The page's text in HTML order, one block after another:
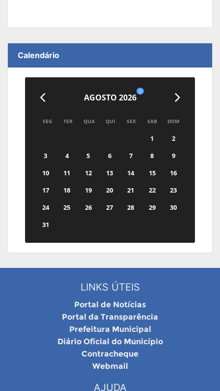
Calendário
AGOSTO 2026
0
SEG TER QUA QUI SEX SAB DOM
1
2
3
4 5 6 7 8
9
10
11 12 13 14 15
16
17
18 19 20 21 22
23
24
25 26 27 28 29
30
31
LINKS ÚTEIS
Portal de Notícias
Portal da Transparência
Prefeitura Municipal
Diário Oficial do Município
Contracheque
Webmail
AJUDA